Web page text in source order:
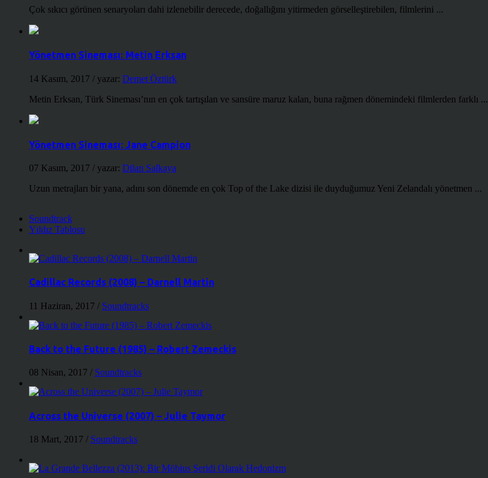
Çok sıkıcı görünen senaryoları dahi izlenebilir derecede, doğallığını yitirmeden görselleştirebilen, filmlerini ...
Yönetmen Sineması: Metin Erksan
14 Kasım, 2017 / yazar: Demet Öztürk
Metin Erksan, Türk Sineması’nın en çok tartışılan ve sansüre maruz kalan, buna rağmen dönemindeki filmlerden farklı ...
Yönetmen Sineması: Jane Campion
07 Kasım, 2017 / yazar: Dilan Salkaya
Uzun metrajları bir yana, adını son dönemde en çok Top of the Lake dizisi ile duyduğumuz Yeni Zelandalı yönetmen ...
Soundtrack
Yıldız Tablosu
Cadillac Records (2008) – Darnell Martin
11 Haziran, 2017 / Soundtracks
Back to the Future (1985) – Robert Zemeckis
08 Nisan, 2017 / Soundtracks
Across the Universe (2007) – Julie Taymor
18 Mart, 2017 / Soundtracks